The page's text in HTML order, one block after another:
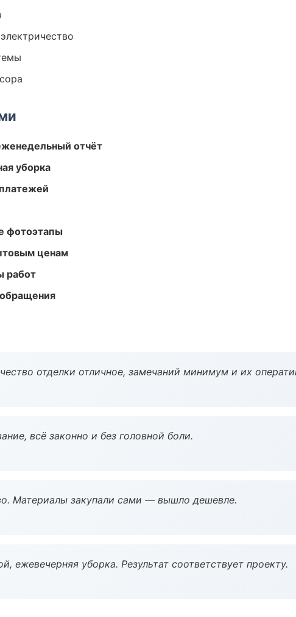
отчёт
уборка
фотоэтапы
ценам
работ
отделки отличное, замечаний минимум и их
всё законно и без головной боли.
Материалы закупали сами — вышло дешевле.
ежевечерняя уборка. Результат соответствует проекту.